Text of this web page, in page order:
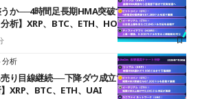
か──4時間足長期HMA突破で雲下端を目指す
析】XRP、BTC、ETH、HOME
分析
り目線継続──下降ダウ成立で下値追う展開
XRP、BTC、ETH、UAI